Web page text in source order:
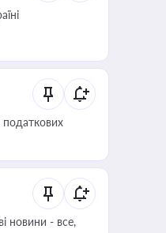
податкових
новини - все,